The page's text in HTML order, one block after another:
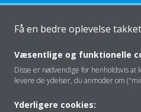
Om os
Klimaløsning
Få en bedre oplevelse
Væsentlige og funktionelle
Disse er nødvendige for henholdsvis
levere de ydelser, du anmoder om
Yderligere cookies: